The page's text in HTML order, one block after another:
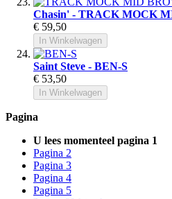
Chasin' - TRACK MOCK
€ 59,50
In Winkelwagen
Saint Steve - BEN-S
€ 53,50
In Winkelwagen
Pagina
U lees momenteel pagina 1
Pagina 2
Pagina 3
Pagina 4
Pagina 5